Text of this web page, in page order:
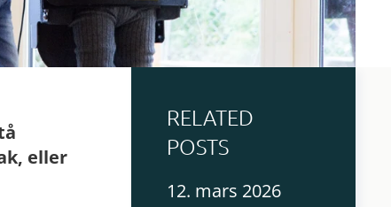
eller
RELATED
POSTS
12. mars 2026